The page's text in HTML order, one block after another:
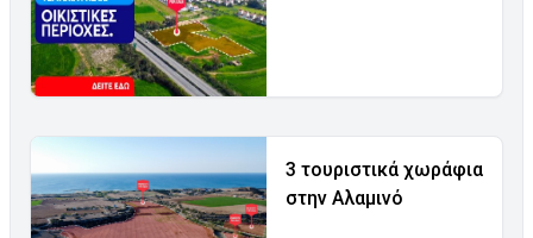
3 τουριστικά χωράφια
στην Αλαμινό